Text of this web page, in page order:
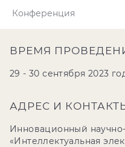
Конференция
ВРЕМЯ
29 - 30 сентября 2023
АДРЕС И
Инновационный
«Интеллектуальная